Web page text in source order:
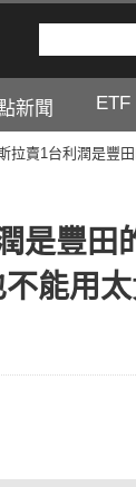
新聞 ETF
拉賣1台利潤是豐
是豐田
能用